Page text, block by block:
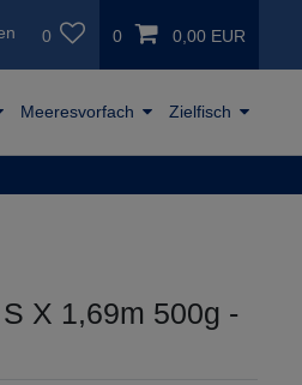
0 0 0,00 EUR
Meeresvorfach Zielfisch
X 1,69m 500g -